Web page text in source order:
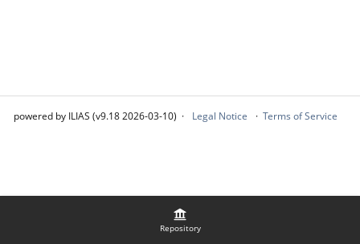
Repository
powered by ILIAS (v9.18 2026-03-10) Legal Notice Terms of Service